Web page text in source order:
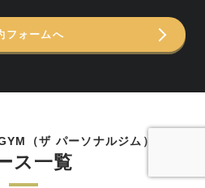
フォームへ
（ザ パーソナルジム）
ス一覧